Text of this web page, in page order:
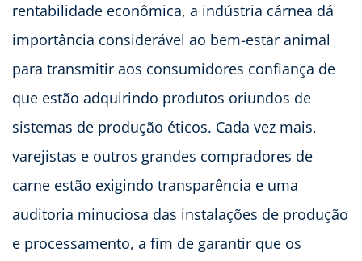
rentabilidade econômica, a indústria cárnea dá
importância considerável ao bem-estar animal
para transmitir aos consumidores confiança de
que estão adquirindo produtos oriundos de
sistemas de produção éticos. Cada vez mais,
varejistas e outros grandes compradores de
carne estão exigindo transparência e uma
auditoria minuciosa das instalações de produção
e processamento, a fim de garantir que os